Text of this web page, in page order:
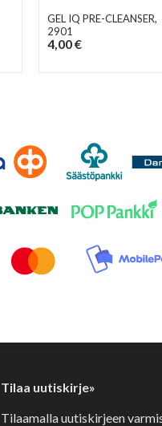
GEL IQ PRE-CLEANSER,
2901
4,00 €
Tilaa uutiskirje»
Tilaamalla uutiskirjeen